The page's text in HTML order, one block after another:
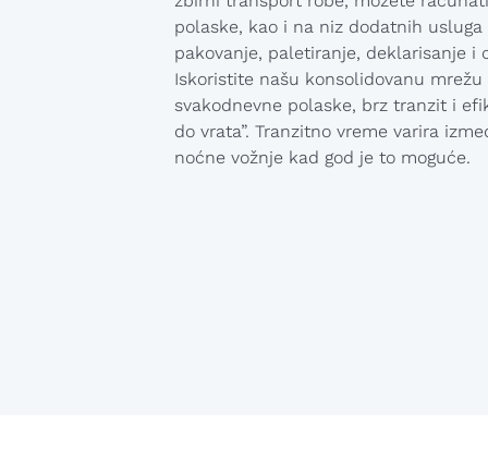
polaske, kao i na niz dodatnih
pakovanje, paletiranje, deklarisanje i
Iskoristite našu konsolidovanu mrežu
svakodnevne polaske, brz tranzit i
do vrata”. Tranzitno vreme varira
noćne vožnje kad god je to moguće.